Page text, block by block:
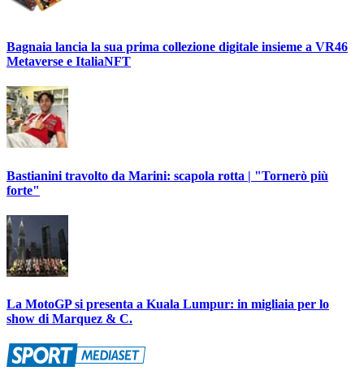
Bagnaia lancia la sua prima collezione digitale insieme a VR46
Metaverse e ItaliaNFT
Bastianini travolto da Marini: scapola rotta | "Tornerò più
forte"
La MotoGP si presenta a Kuala Lumpur: in migliaia per lo
show di Marquez & C.